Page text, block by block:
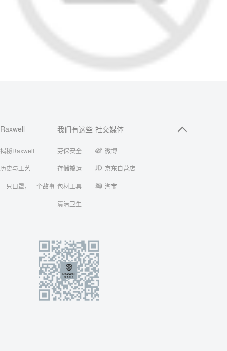
Raxwell
揭秘Raxwell
历史与工艺
一只口罩，一个故事
我们有这些
劳保安全
存储搬运
包材工具
清洁卫生
社交媒体
微博
京东自营店
淘宝